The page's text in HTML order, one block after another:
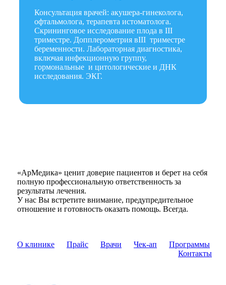
Консультация врачей: акушера-гинеколога,
офтальмолога, терапевта истоматолога.
Скрининговое исследование плода в III
триместре. Допплерометрия вIII триместре
беременности. Лабораторная диагностика,
включая инфекционную группу,
гормональные и цитологические и ДНК
исследования. ЭКГ.
«АрМедика» ценит доверие пациентов и берет на себя
полную профессиональную ответственность за
результаты лечения.
У нас Вы встретите внимание, предупредительное
отношение и готовность оказать помощь. Всегда.
О клинике Прайс Врачи Чек-ап
Программы
Контакты